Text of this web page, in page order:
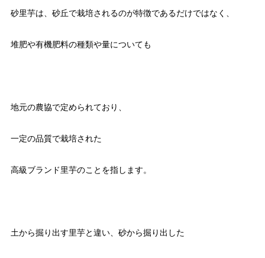
砂里芋は、砂丘で栽培されるのが特徴であるだけではなく、
堆肥や有機肥料の種類や量についても
地元の農協で定められており、
一定の品質で栽培された
高級ブランド里芋のことを指します。
土から掘り出す里芋と違い、砂から掘り出した